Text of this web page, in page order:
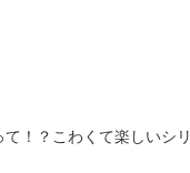
！？こわくて楽しいシリ